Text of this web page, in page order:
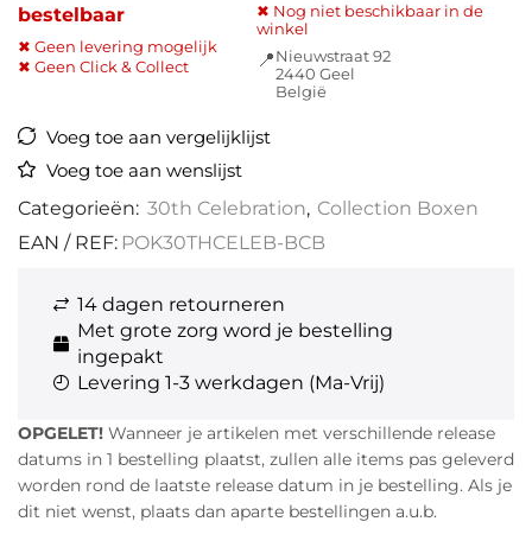
bestelbaar
✖ Geen levering mogelijk
✖ Geen Click & Collect
✖ Nog niet beschikbaar in de
winkel
📍Nieuwstraat 92
2440 Geel
België
Voeg toe aan vergelijklijst
Voeg toe aan wenslijst
Categorieën: 30th Celebration, Collection Boxen
EAN / REF: POK30THCELEB-BCB
14 dagen retourneren
Met grote zorg word je bestelling
ingepakt
Levering 1-3 werkdagen (Ma-Vrij)
OPGELET! Wanneer je artikelen met verschillende release
datums in 1 bestelling plaatst, zullen alle items pas geleverd
worden rond de laatste release datum in je bestelling. Als je
dit niet wenst, plaats dan aparte bestellingen a.u.b.